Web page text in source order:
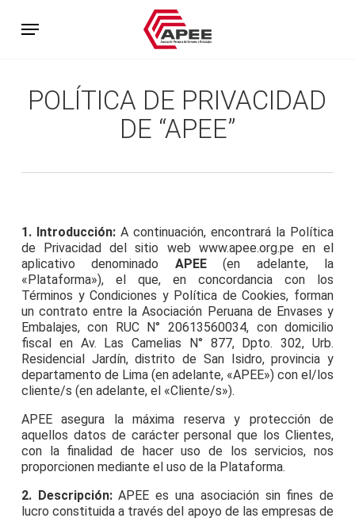
main
Menu
POLÍTICA DE PRIVACIDAD
DE “APEE”
1. Introducción: A continuación, encontrará la Política
de Privacidad del sitio web www.apee.org.pe en el
aplicativo denominado APEE(en adelante, la
«Plataforma»), el que, en concordancia con los
Términos y Condiciones y Política de Cookies, forman
un contrato entre la Asociación Peruana de Envases y
Embalajes, con RUC N° 20613560034, con domicilio
fiscal en Av. Las Camelias N° 877, Dpto. 302, Urb.
Residencial Jardín, distrito de San Isidro, provincia y
departamento de Lima (en adelante, «APEE») con el/los
cliente/s (en adelante, el «Cliente/s»).
APEE asegura la máxima reserva y protección de
aquellos datos de carácter personal que los Clientes,
con la finalidad de hacer uso de los servicios, nos
proporcionen mediante el uso de la Plataforma.
2. Descripción:APEE es una asociación sin fines de
lucro constituida a través del apoyo de las empresas de